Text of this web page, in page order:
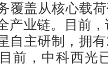
覆盖从核心载
产业链。目前
自主研制，拥
前，中科西光